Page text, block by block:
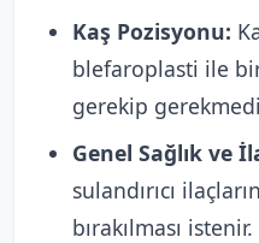
Kaş Pozisyonu:
blefaroplasti ile
gerekip
Genel Sağlık ve
sulandırıcı
bırakılması istenir.